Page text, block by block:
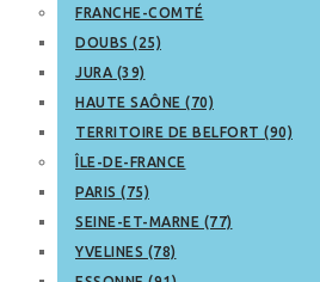
FRANCHE-COMTÉ
DOUBS (25)
JURA (39)
HAUTE SAÔNE (70)
TERRITOIRE DE BELFORT (90)
ÎLE-DE-FRANCE
PARIS (75)
SEINE-ET-MARNE (77)
YVELINES (78)